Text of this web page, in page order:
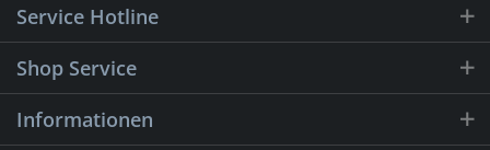
Service Hotline
Shop Service
Informationen